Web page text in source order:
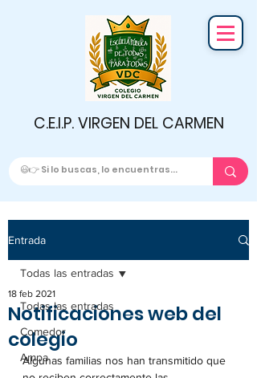
C.E.I.P. VIRGEN DEL CARMEN
Entrada
Todas las entradas
Comedor
Ampa
Todas las entradas
Notificaciones web del
colegio
18 feb 2021
Algunas familias nos han transmitido que